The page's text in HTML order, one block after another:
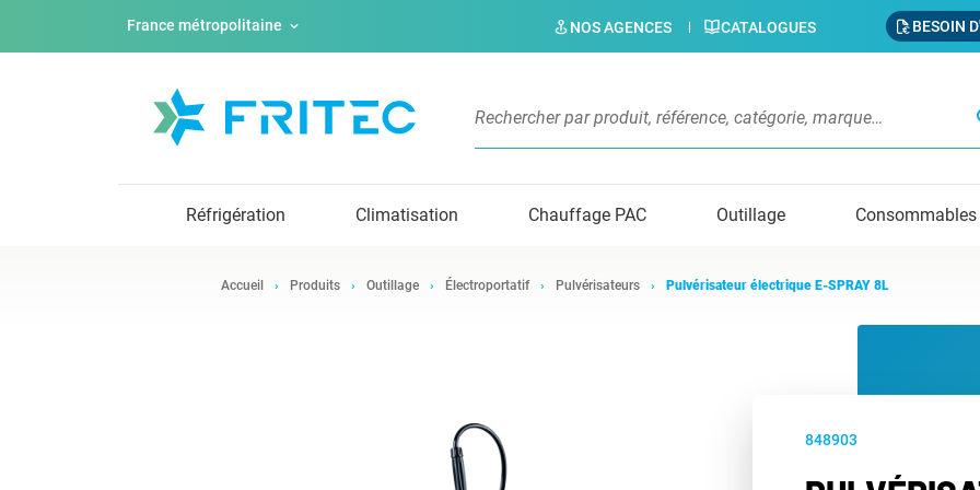
France métropolitaine NOS AGENCES CATALOGUES BESOIN
Réfrigération Climatisation Chauffage PAC Outillage Consommables
Accueil Produits Outillage Électroportatif Pulvérisateurs Pulvérisateur électrique E-SPRAY 8L
848903